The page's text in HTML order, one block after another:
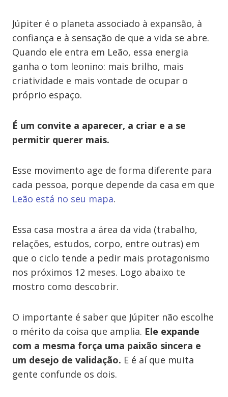
Júpiter é o planeta associado à expansão, à
confiança e à sensação de que a vida se abre.
Quando ele entra em Leão, essa energia
ganha o tom leonino: mais brilho, mais
criatividade e mais vontade de ocupar o
próprio espaço.
É um convite a aparecer, a criar e a se
permitir querer mais.
Esse movimento age de forma diferente para
cada pessoa, porque depende da casa em que
Leão está no seu mapa.
Essa casa mostra a área da vida (trabalho,
relações, estudos, corpo, entre outras) em
que o ciclo tende a pedir mais protagonismo
nos próximos 12 meses. Logo abaixo te
mostro como descobrir.
O importante é saber que Júpiter não escolhe
o mérito da coisa que amplia. Ele expande
com a mesma força uma paixão sincera e
um desejo de validação. E é aí que muita
gente confunde os dois.